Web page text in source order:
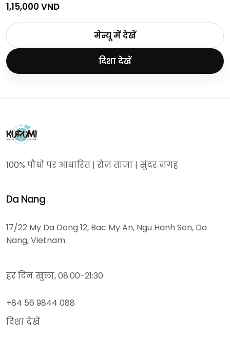
1,15,000 VND
मेन्यू में देखें
दिशा देखें
100% पौधों पर आधारित | रोज ताज़ा | सुंदर जगह
Da Nang
17/22 My Da Dong 12, Bac My An, Ngu Hanh Son, Da
Nang, Vietnam
हर दिन खुला, 08:00-21:30
+84 56 9844 088
दिशा देखें